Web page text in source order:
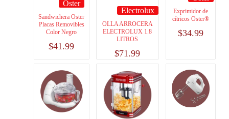
Oster
Sandwichera Oster
Placas Removibles
Color Negro
$41.99
Electrolux
OLLA ARROCERA
ELECTROLUX 1.8
LITROS
$71.99
Exprimidor de
cítricos Oster®
$34.99